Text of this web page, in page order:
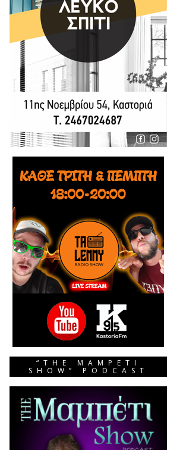
“THE MAMPETI
SHOW” PODCAST